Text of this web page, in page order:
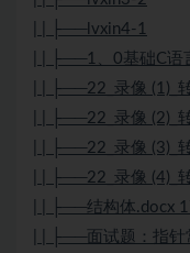
| | ├──lvxin4-1
| | ├──1、0基础C
| | ├──22_录像 (1)_
| | ├──22_录像 (2)_
| | ├──22_录像 (3)_
| | ├──22_录像 (4)_
| | ├──结构体.docx
| | ├──面试题：指